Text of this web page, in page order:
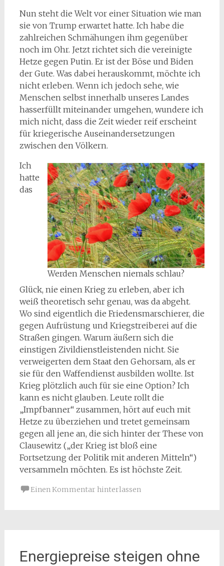
Nun steht die Welt vor einer Situation wie man
sie von Trump erwartet hatte. Ich habe die
zahlreichen Schmähungen ihm gegenüber
noch im Ohr. Jetzt richtet sich die vereinigte
Hetze gegen Putin. Er ist der Böse und Biden
der Gute. Was dabei herauskommt, möchte ich
nicht erleben. Wenn ich jedoch sehe, wie
Menschen selbst innerhalb unseres Landes
hasserfüllt miteinander umgehen, wundere ich
mich nicht, dass die Zeit wieder reif erscheint
für kriegerische Auseinandersetzungen
zwischen den Völkern.
Werden Menschen niemals schlau?
Ich
hatte
das
Glück, nie einen Krieg zu erleben, aber ich
weiß theoretisch sehr genau, was da abgeht.
Wo sind eigentlich die Friedensmarschierer, die
gegen Aufrüstung und Kriegstreiberei auf die
Straßen gingen. Warum äußern sich die
einstigen Zivildienstleistenden nicht. Sie
verweigerten dem Staat den Gehorsam, als er
sie für den Waffendienst ausbilden wollte. Ist
Krieg plötzlich auch für sie eine Option? Ich
kann es nicht glauben. Leute rollt die
„Impfbanner“ zusammen, hört auf euch mit
Hetze zu überziehen und tretet gemeinsam
gegen all jene an, die sich hinter der These von
Clausewitz („der Krieg ist bloß eine
Fortsetzung der Politik mit anderen Mitteln“)
versammeln möchten. Es ist höchste Zeit.
Einen Kommentar hinterlassen
Energiepreise steigen ohne